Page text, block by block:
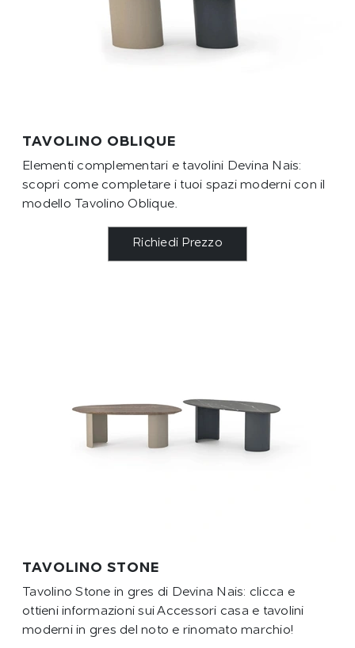
TAVOLINO OBLIQUE
Elementi complementari e tavolini Devina Nais:
scopri come completare i tuoi spazi moderni con il
modello Tavolino Oblique.
Richiedi Prezzo
TAVOLINO STONE
Tavolino Stone in gres di Devina Nais: clicca e
ottieni informazioni sui Accessori casa e tavolini
moderni in gres del noto e rinomato marchio!